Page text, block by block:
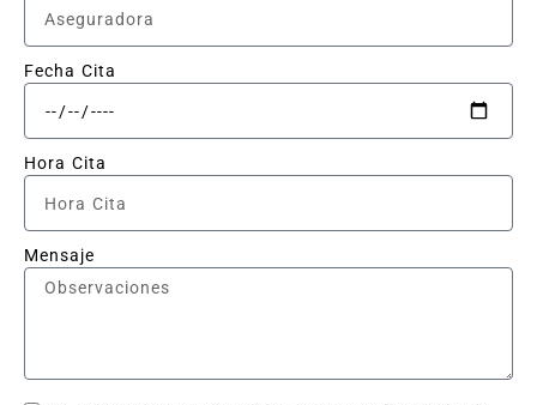
Fecha Cita
Hora Cita
Mensaje